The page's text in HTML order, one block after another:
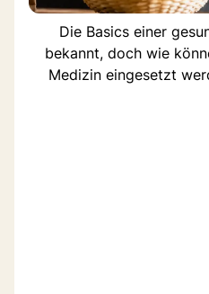
Die Basics einer
bekannt, doch wie
Medizin eingesetzt